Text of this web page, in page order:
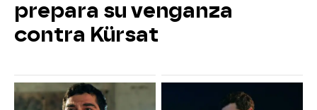
prepara su venganza
contra Kürsat